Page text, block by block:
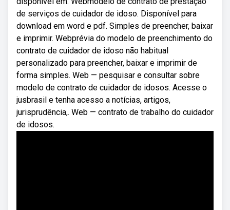
de serviços de cuidador de idoso. Disponível para
download em word e pdf. Simples de preencher, baixar
e imprimir. Webprévia do modelo de preenchimento do
contrato de cuidador de idoso não habitual
personalizado para preencher, baixar e imprimir de
forma simples. Web — pesquisar e consultar sobre
modelo de contrato de cuidador de idosos. Acesse o
jusbrasil e tenha acesso a notícias, artigos,
jurisprudência,. Web — contrato de trabalho do cuidador
de idosos.